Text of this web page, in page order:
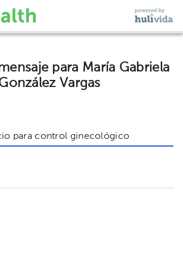
para María Gabriela
Vargas